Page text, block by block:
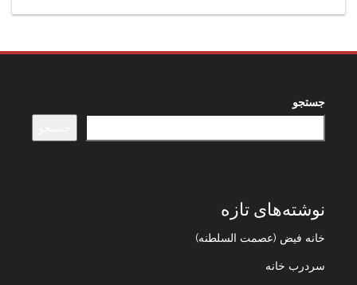
جستجو
نوشته‌های تازه
خانه فیض (عصمت السلطنه)
سردرب خانه